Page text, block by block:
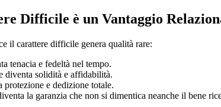
Difficile è un Vantaggio
il carattere difficile genera qualità rare:
tenacia e fedeltà nel tempo.
diventa solidità e affidabilità.
protezione e dedizione totale.
la garanzia che non si dimentica neanche il bene